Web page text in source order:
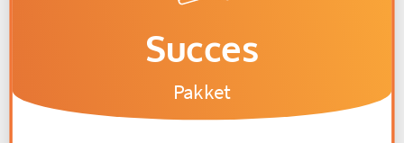
Succes
Pakket